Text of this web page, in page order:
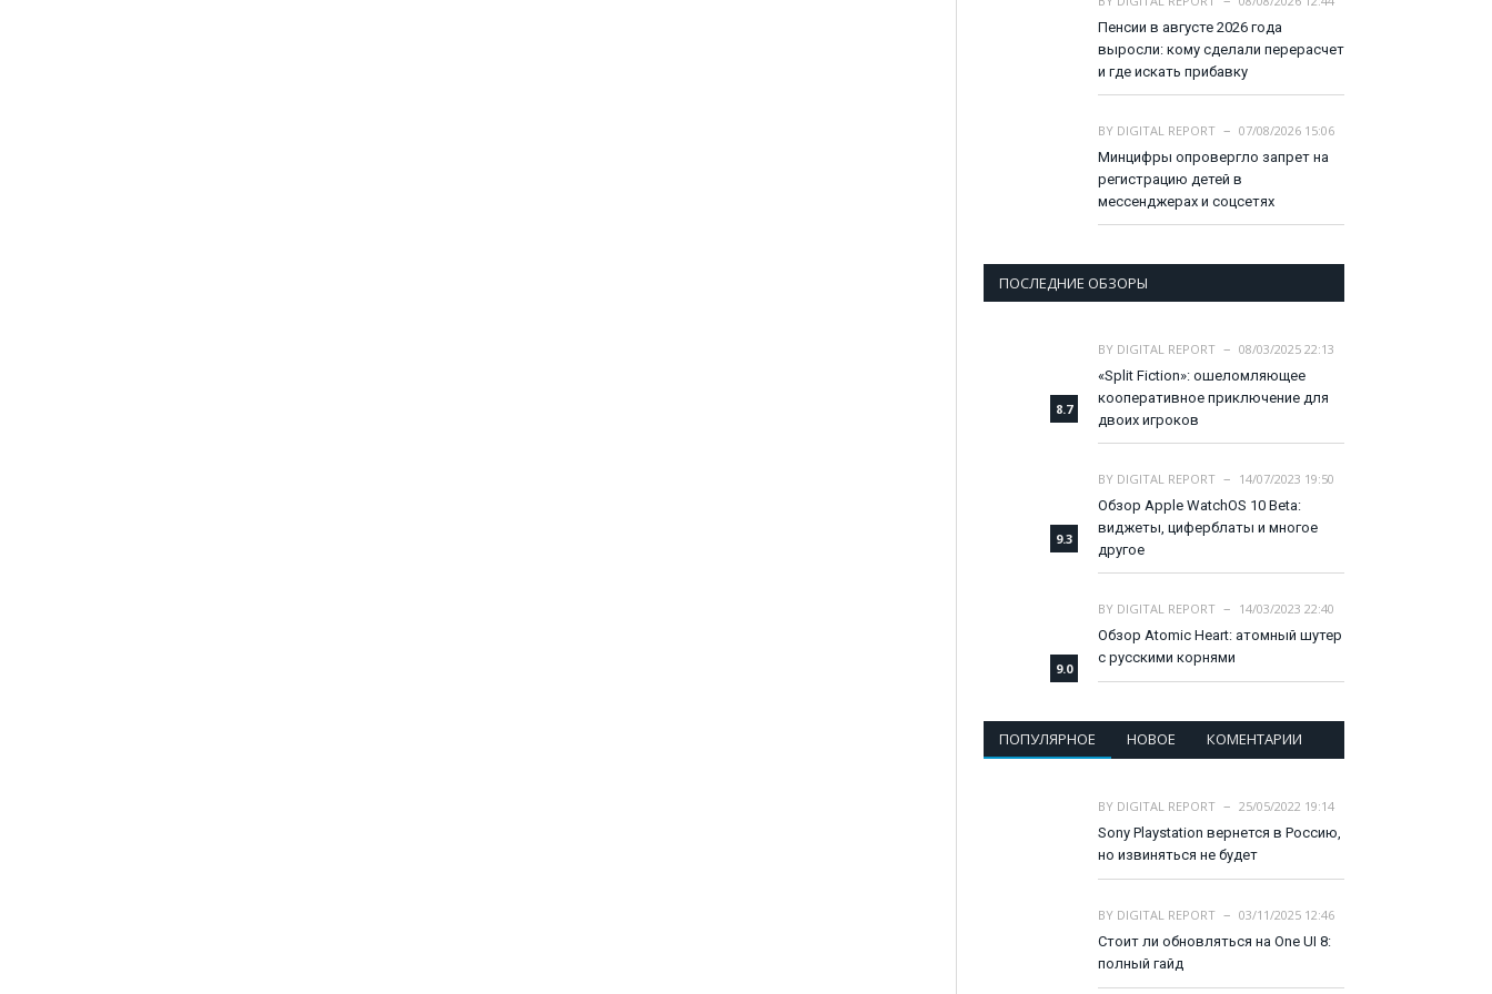
Пенсии в августе 2026 года
выросли: кому сделали перерасчет
и где искать прибавку
BY DIGITAL REPORT
07/08/2026 15:06
Минцифры опровергло запрет на
регистрацию детей в
мессенджерах и соцсетях
ПОСЛЕДНИЕ ОБЗОРЫ
8.7
BY DIGITAL REPORT
08/03/2025 22:13
«Split Fiction»: ошеломляющее
кооперативное приключение для
двоих игроков
9.3
BY DIGITAL REPORT
14/07/2023 19:50
Обзор Apple WatchOS 10 Beta:
виджеты, циферблаты и многое
другое
9.0
BY DIGITAL REPORT
14/03/2023 22:40
Обзор Atomic Heart: атомный шутер
с русскими корнями
ПОПУЛЯРНОЕ НОВОЕ КОМЕНТАРИИ
BY DIGITAL REPORT
25/05/2022 19:14
Sony Playstation вернется в Россию,
но извиняться не будет
BY DIGITAL REPORT
03/11/2025 12:46
Стоит ли обновляться на One UI 8:
полный гайд